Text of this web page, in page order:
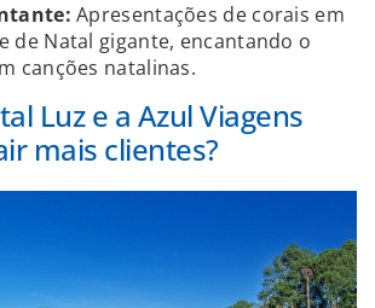
Apresentações de corais em
de Natal gigante, encantando o
canções natalinas.
Luz e a Azul Viagens
mais clientes?